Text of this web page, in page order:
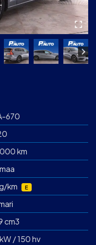
670
km
km E
cm3
/ 150 hv